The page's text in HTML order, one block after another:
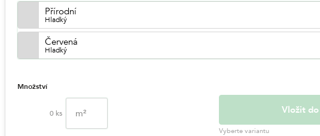
Přírodní
Hladký
Červená
Hladký
Množství
0 ks m² Vložit
Vyberte variantu